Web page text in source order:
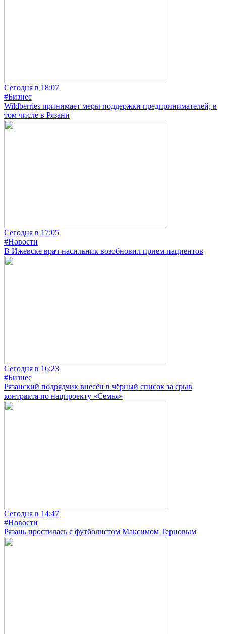
Сегодня в 18:07
#Бизнес
Wildberries принимает меры поддержки предпринимателей, в
том числе в Рязани
Сегодня в 17:05
#Новости
В Ижевске врач-насильник возобновил прием пациентов
Сегодня в 16:23
#Бизнес
Рязанский подрядчик внесён в чёрный список за срыв
контракта по нацпроекту «Семья»
Сегодня в 14:47
#Новости
Рязань простилась с футболистом Максимом Терновым